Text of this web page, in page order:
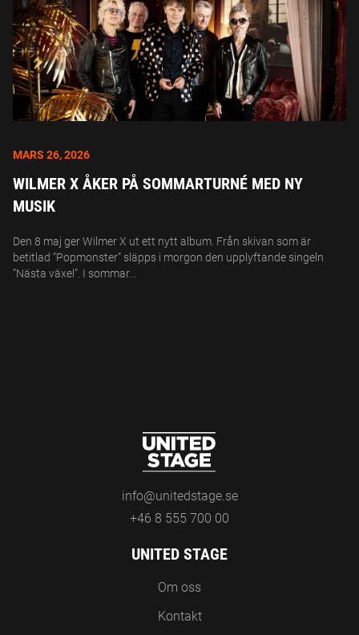
MARS 26, 2026
WILMER X ÅKER PÅ SOMMARTURNÉ MED NY
MUSIK
Den 8 maj ger Wilmer X ut ett nytt album. Från skivan som är
betitlad ”Popmonster” släpps i morgon den upplyftande singeln
”Nästa växel”. I sommar...
info@unitedstage.se
+46 8 555 700 00
UNITED STAGE
Om oss
Kontakt